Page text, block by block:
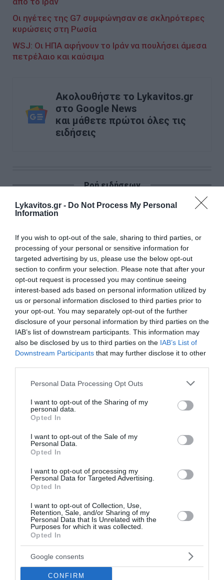
Lykavitos.gr - Do Not Process My Personal
Information
If you wish to opt-out of the sale, sharing to third parties, or
processing of your personal or sensitive information for
targeted advertising by us, please use the below opt-out
section to confirm your selection. Please note that after your
opt-out request is processed you may continue seeing
interest-based ads based on personal information utilized by
us or personal information disclosed to third parties prior to
your opt-out. You may separately opt-out of the further
disclosure of your personal information by third parties on the
IAB’s list of downstream participants. This information may
also be disclosed by us to third parties on the IAB’s List of
Downstream Participants that may further disclose it to other
Please note that this website/app uses one or more Google
not limited to your visit or usage behaviour. You may click to
grant or deny consent to Google and its third-party tags to
use your data for below specified purposes in below Google
consent section.
Personal Data Processing Opt Outs
I want to opt-out of the Sharing of my
personal data.
Opted In
I want to opt-out of the Sale of my
Personal Data.
Opted In
I want to opt-out of processing my
Personal Data for Targeted Advertising.
Opted In
I want to opt-out of Collection, Use,
Retention, Sale, and/or Sharing of my
Personal Data that Is Unrelated with the
Purposes for which it was collected.
Opted In
Google consents
CONFIRM
Οι ηγέτες της G7 συμφώνησαν σε σκληρότερες
κυρώσεις στη Ρωσία
WSJ: Οι ΗΠΑ αφήνουν το Ιράν να πουλήσει άμεσα
πετρέλαιο και καύσιμα
Ακολουθήστε το Lykavitos.gr
στο Google News
και μάθετε πρώτοι όλες τις
ειδήσεις
Ροή ειδήσεων
Επίσημο: Ο Μίλαν Βιτάλις στην ΑΕΚ με συμβόλαιο έως το
2030
μεγάλη πυρκαγιά
ΠΑΟΚ – Άντερλεχτ: Σέντρα στις 20:45 για τον τρίτο
προκριματικό του Europa League
Από τη διασύνδεση Ελλάδας – Κύπρου έως τις
γεωτρήσεις στο Ιόνιο – Οι δηλώσεις Παπασταύρου
Έληξε η βλάβη στο Μετρό Θεσσαλονίκης – Άνοιξε και ο
σταθμός Νέα Ελβετία
Νέα εποχή στις αγροτικές ενισχύσεις: Παρουσιάστηκε το
myAGRO παρουσία Μητσοτάκη
Καιρός: Ανεβαίνει η θερμοκρασία – Έρχεται τριήμερο
ζέστης με 40άρια από το Σάββατο
Το ύστατο χαίρε στον Λάκη Χαλκιά – Πλήθος κόσμου στο
Πιερρακάκης: Υποβλήθηκε το αίτημα για την
ανθεκτικότητα
«Κατοχυρώσαμε το εθνικό συμφέρον με βάση το Διεθνές
Δίκαιο»
διαβάστε ακόμη